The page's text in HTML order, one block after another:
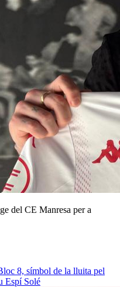
del CE Manresa per a
8, símbol de la lluita pel
Espí Solé